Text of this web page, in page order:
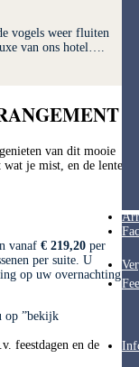
vogels weer fluiten
van ons hotel….
van dit mooie
wat je mist, en de lente
vanaf € 219,20 per
per suite. U
op uw overnachting!
op ”bekijk
feestdagen en de